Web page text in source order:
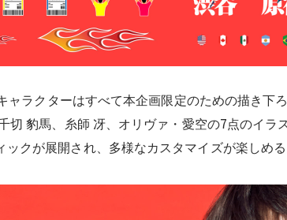
ャラクターはすべて本企画限定のための描き下
切 豹馬、糸師 冴、オリヴァ・愛空の7点のイラ
クが展開され、多様なカスタマイズが楽しめる